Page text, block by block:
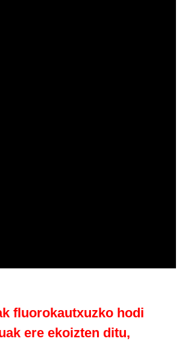
fluorokautxuzko hodi
ere ekoizten ditu,